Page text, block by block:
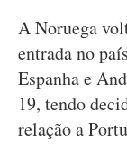
A Noruega
entrada no
Espanha e
19, tendo
relação a